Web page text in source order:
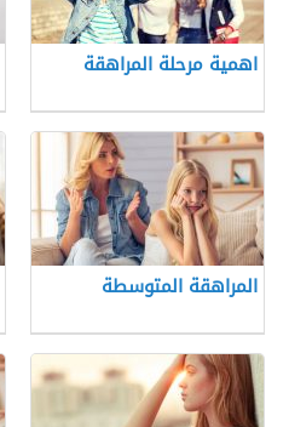
اهمية مرحلة المراهقة
المراهقة المتوسطة